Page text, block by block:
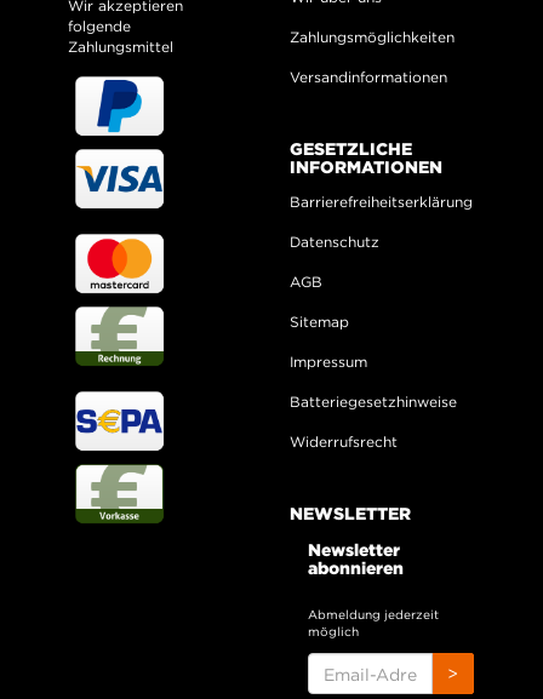
Wir akzeptieren
folgende
Zahlungsmittel
Zahlungsmöglichkeiten
Versandinformationen
GESETZLICHE
INFORMATIONEN
Barrierefreiheitserklärung
Datenschutz
AGB
Sitemap
Impressum
Batteriegesetzhinweise
Widerrufsrecht
NEWSLETTER
Newsletter
abonnieren
Abmeldung jederzeit
möglich
ADRESSE
>